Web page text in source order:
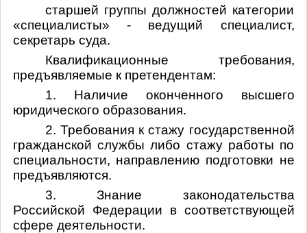
старшей группы должностей категории
«специалисты» - ведущий специалист,
секретарь суда.
Квалификационные требования,
предъявляемые к претендентам:
1. Наличие оконченного высшего
юридического образования.
2. Требования к стажу государственной
гражданской службы либо стажу работы по
специальности, направлению подготовки не
предъявляются.
3. Знание законодательства
Российской Федерации в соответствующей
сфере деятельности.